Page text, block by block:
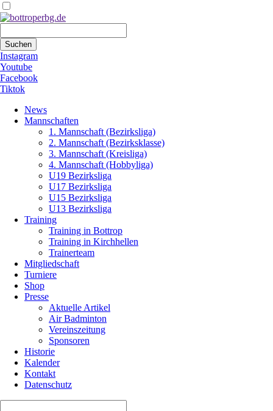
Suchen
Instagram
Youtube
Facebook
Tiktok
überspringen
News
Mannschaften
1. Mannschaft (Bezirksliga)
2. Mannschaft (Bezirksklasse)
3. Mannschaft (Kreisliga)
4. Mannschaft (Hobbyliga)
U19 Bezirksliga
U17 Bezirksliga
U15 Bezirksliga
U13 Bezirksliga
Training
Training in Bottrop
Training in Kirchhellen
Trainerteam
Mitgliedschaft
Turniere
Shop
Presse
Aktuelle Artikel
Air Badminton
Vereinszeitung
Sponsoren
Historie
Kalender
Kontakt
Datenschutz